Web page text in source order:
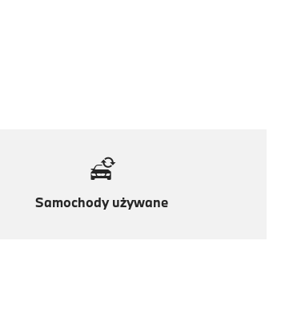
Samochody używane